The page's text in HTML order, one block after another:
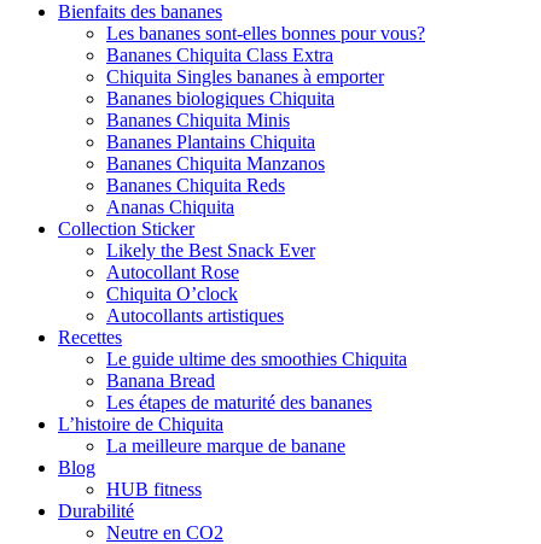
Bienfaits des bananes
Les bananes sont-elles bonnes pour vous?
Bananes Chiquita Class Extra
Chiquita Singles bananes à emporter
Bananes biologiques Chiquita
Bananes Chiquita Minis
Bananes Plantains Chiquita
Bananes Chiquita Manzanos
Bananes Chiquita Reds
Ananas Chiquita
Collection Sticker
Likely the Best Snack Ever
Autocollant Rose
Chiquita O’clock
Autocollants artistiques
Recettes
Le guide ultime des smoothies Chiquita
Banana Bread
Les étapes de maturité des bananes
L’histoire de Chiquita
La meilleure marque de banane
Blog
HUB fitness
Durabilité
Neutre en CO2